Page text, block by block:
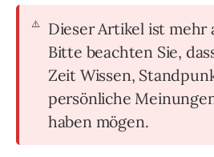
Dieser Artikel ist mehr
Bitte beachten Sie,
Zeit Wissen,
persönliche
haben mögen.